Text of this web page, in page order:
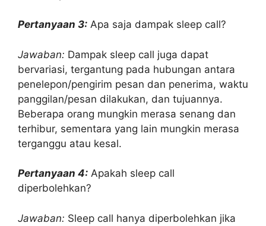
Pertanyaan 3: Apa saja dampak sleep call?
Jawaban: Dampak sleep call juga dapat
bervariasi, tergantung pada hubungan antara
penelepon/pengirim pesan dan penerima, waktu
panggilan/pesan dilakukan, dan tujuannya.
Beberapa orang mungkin merasa senang dan
terhibur, sementara yang lain mungkin merasa
terganggu atau kesal.
Pertanyaan 4: Apakah sleep call
diperbolehkan?
Jawaban: Sleep call hanya diperbolehkan jika